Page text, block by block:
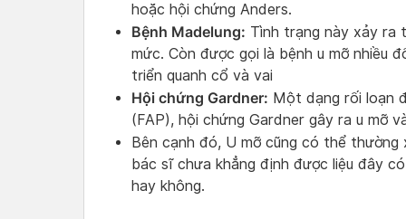
hoặc hội chứng Anders.
Bệnh Madelung: Tình trạng này xảy ra
mức. Còn được gọi là bệnh u mỡ nhiều
triển quanh cổ và vai
Hội chứng Gardner: Một dạng rối loạn
(FAP), hội chứng Gardner gây ra u mỡ
Bên cạnh đó, U mỡ cũng có thể
bác sĩ chưa khẳng định được liệu đây
hay không.